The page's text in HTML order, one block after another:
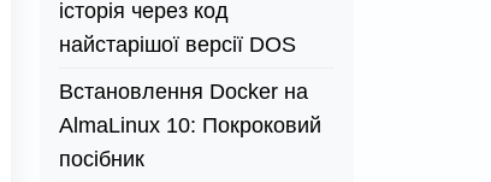
історія через код
найстарішої версії DOS
Встановлення Docker на
AlmaLinux 10: Покроковий
посібник